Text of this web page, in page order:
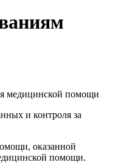
медицинской помощи
и контроля за
оказанной
помощи.